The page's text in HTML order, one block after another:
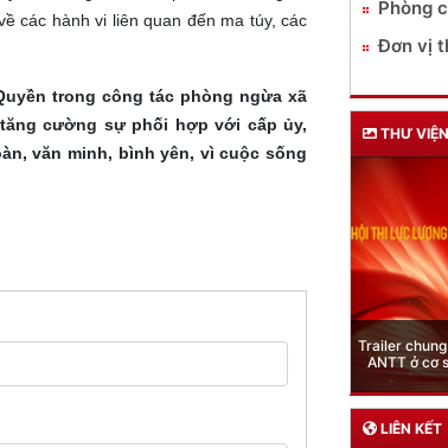
các hành vi liên quan đến ma túy, các
trong công tác phòng ngừa xã
cường sự phối hợp với cấp ủy,
văn minh, bình yên, vì cuộc sống
Phòng
Đơn vị
THƯ
Phòng
quy định
của
LIÊN KẾT